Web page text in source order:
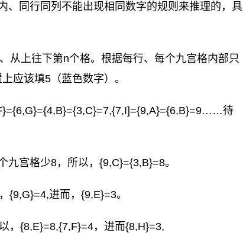
、同行同列不能出现相同数字的规则来推理的，具
从上往下第n个格。根据每行、每个九宫格内部只
应该填5（蓝色数字）。
待
宫格少8，所以，{9,C}={3,B}=8。
{9,G}=4,进而，{9,E}=3。
，{8,E}=8,{7,F}=4，进而{8,H}=3,